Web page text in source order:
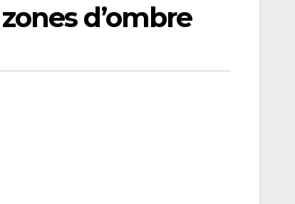
d’ombre